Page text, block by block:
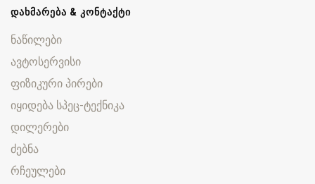
ᲓᲐᲮᲛᲐᲠᲔᲑᲐ & ᲙᲝᲜᲢᲐᲥᲢᲘ
ნაწილები
ავტოსერვისი
ფიზიკური პირები
იყიდება სპეც-ტექნიკა
დილერები
ძებნა
რჩეულები